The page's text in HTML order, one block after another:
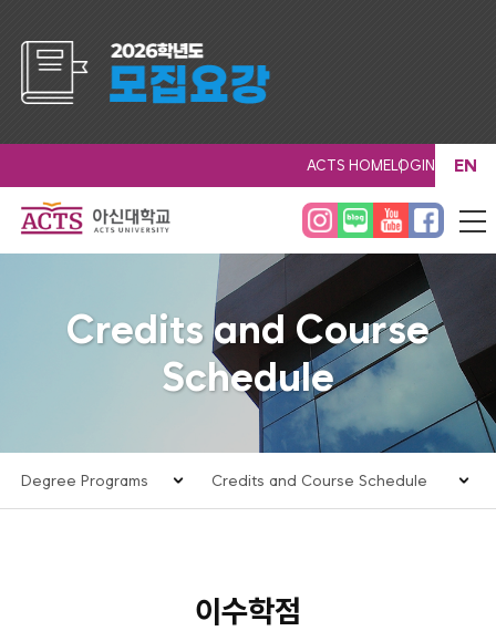
ACTS HOMELOGIN EN
Credits and Course
Schedule
Degree Programs Credits and Course Schedule
이수학점